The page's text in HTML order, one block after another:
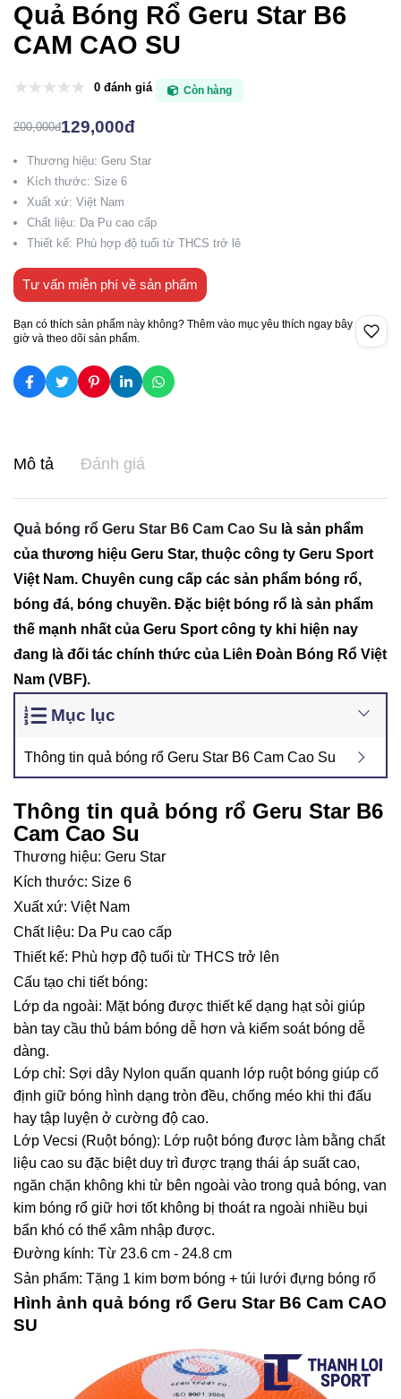
Quả Bóng Rổ Geru Star B6
CAM CAO SU
0 đánh giá Còn hàng
200,000đ129,000đ
Thương hiệu: Geru Star
Kích thước: Size 6
Xuất xứ: Việt Nam
Chất liệu: Da Pu cao cấp
Thiết kế: Phù hợp độ tuổi từ THCS trở lê
Tư vấn miễn phí về sản phẩm
Bạn có thích sản phẩm này không? Thêm vào mục yêu thích ngay bây
giờ và theo dõi sản phẩm.
Mô tả Đánh giá
Quả bóng rổ Geru Star B6 Cam Cao Su là sản phẩm
của thương hiệu Geru Star, thuộc công ty Geru Sport
Việt Nam. Chuyên cung cấp các sản phẩm bóng rổ,
bóng đá, bóng chuyền. Đặc biệt bóng rổ là sản phẩm
thế mạnh nhất của Geru Sport công ty khi hiện nay
đang là đối tác chính thức của Liên Đoàn Bóng Rổ Việt
Nam (VBF).
Mục lục
Thông tin quả bóng rổ Geru Star B6 Cam Cao Su
Thông tin quả bóng rổ Geru Star B6
Cam Cao Su
Thương hiệu: Geru Star
Kích thước: Size 6
Xuất xứ: Việt Nam
Chất liệu: Da Pu cao cấp
Thiết kế: Phù hợp độ tuổi từ THCS trở lên
Cấu tạo chi tiết bóng:
Lớp da ngoài: Mặt bóng được thiết kế dạng hạt sỏi giúp
bàn tay cầu thủ bám bóng dễ hơn và kiểm soát bóng dễ
dàng.
Lớp chỉ: Sợi dây Nylon quấn quanh lớp ruột bóng giúp cố
định giữ bóng hình dạng tròn đều, chống méo khi thi đấu
hay tập luyện ở cường độ cao.
Lớp Vecsi (Ruột bóng): Lớp ruột bóng được làm bằng chất
liệu cao su đặc biệt duy trì được trạng thái áp suất cao,
ngăn chặn không khi từ bên ngoài vào trong quả bóng, van
kim bóng rổ giữ hơi tốt không bị thoát ra ngoài nhiều bụi
bẩn khó có thể xâm nhập được.
Đường kính: Từ 23.6 cm - 24.8 cm
Sản phẩm: Tặng 1 kim bơm bóng + túi lưới đựng bóng rổ
Hình ảnh quả bóng rổ Geru Star B6 Cam CAO
SU